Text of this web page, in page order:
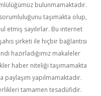
bulunmamaktadır.
taşımakta olup,
etmiş sayılırlar. Bu internet
şirketi ile hiçbir bağlantısı
hazırladığımız makaleler
haber niteliği taşımamakta
paylaşım yapılmamaktadır.
tamamen tesadüfidir.